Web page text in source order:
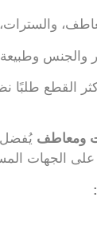
والسترات،
والجنس
القطع طلبًا
ومعاطف يُفضل
الجهات